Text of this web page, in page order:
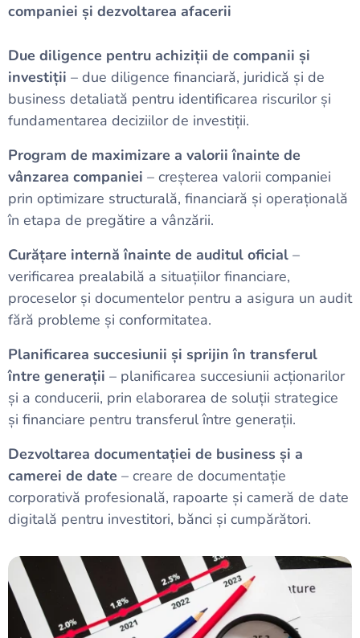
companiei și dezvoltarea afacerii
Due diligence pentru achiziții de companii și
investiții – due diligence financiară, juridică și de
business detaliată pentru identificarea riscurilor și
fundamentarea deciziilor de investiții.
Program de maximizare a valorii înainte de
vânzarea companiei – creșterea valorii companiei
prin optimizare structurală, financiară și operațională
în etapa de pregătire a vânzării.
Curățare internă înainte de auditul oficial –
verificarea prealabilă a situațiilor financiare,
proceselor și documentelor pentru a asigura un audit
fără probleme și conformitatea.
Planificarea succesiunii și sprijin în transferul
între generații – planificarea succesiunii acționarilor
și a conducerii, prin elaborarea de soluții strategice
și financiare pentru transferul între generații.
Dezvoltarea documentației de business și a
camerei de date – creare de documentație
corporativă profesională, rapoarte și cameră de date
digitală pentru investitori, bănci și cumpărători.